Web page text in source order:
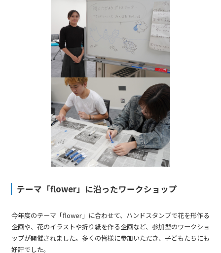
テーマ「flower」に沿ったワークショップ
今年度のテーマ「flower」に合わせて、ハンドスタンプで花を形作る
企画や、花のイラストや折り紙を作る企画など、参加型のワークショ
ップが開催されました。多くの皆様に参加いただき、子どもたちにも
好評でした。